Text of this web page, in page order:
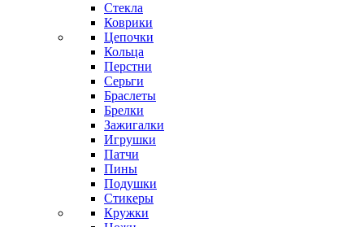
Стекла
Коврики
Цепочки
Кольца
Перстни
Серьги
Браслеты
Брелки
Зажигалки
Игрушки
Патчи
Пины
Подушки
Стикеры
Кружки